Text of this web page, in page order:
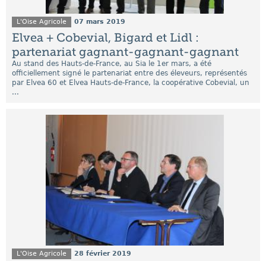
L'Oise Agricole 07 mars 2019
Elvea + Cobevial, Bigard et Lidl :
partenariat gagnant-gagnant-gagnant
Au stand des Hauts-de-France, au Sia le 1er mars, a été
officiellement signé le partenariat entre des éleveurs, représentés
par Elvea 60 et Elvea Hauts-de-France, la coopérative Cobevial, un
...
L'Oise Agricole 28 février 2019